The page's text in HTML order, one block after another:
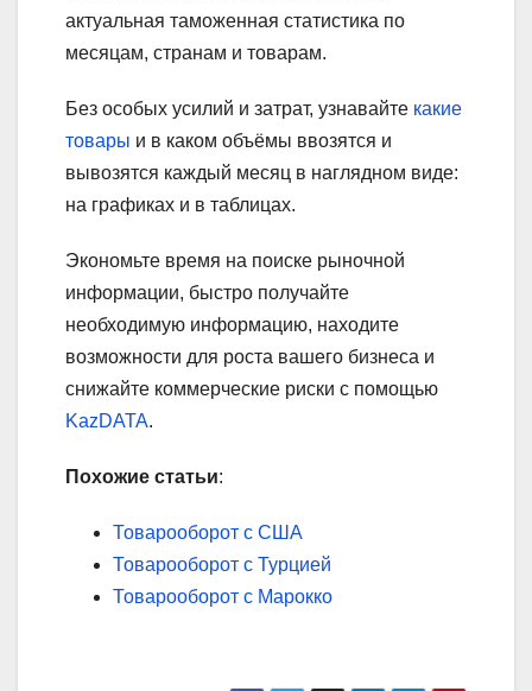
актуальная таможенная статистика по
месяцам, странам и товарам.
Без особых усилий и затрат, узнавайте какие
товары и в каком объёмы ввозятся и
вывозятся каждый месяц в наглядном виде:
на графиках и в таблицах.
Экономьте время на поиске рыночной
информации, быстро получайте
необходимую информацию, находите
возможности для роста вашего бизнеса и
снижайте коммерческие риски с помощью
KazDATA.
Похожие статьи:
Товарооборот с США
Товарооборот с Турцией
Товарооборот с Марокко